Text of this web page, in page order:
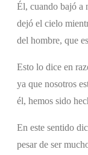
Él, cuando bajó a
dejó el cielo
del hombre, que
Esto lo dice en
ya que nosotros
él, hemos sido
En este sentido
pesar de ser